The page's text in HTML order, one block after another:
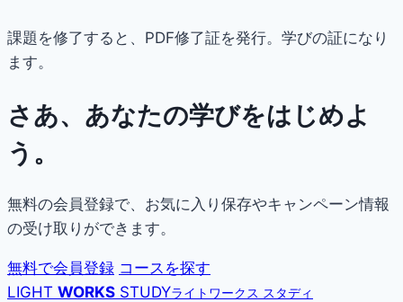
課題を修了すると、PDF修了証を発行。学びの証になり
ます。
さあ、あなたの学びをはじめよ
う。
無料の会員登録で、お気に入り保存やキャンペーン情報
の受け取りができます。
無料で会員登録 コースを探す
LIGHT WORKS STUDYライトワークス スタディ